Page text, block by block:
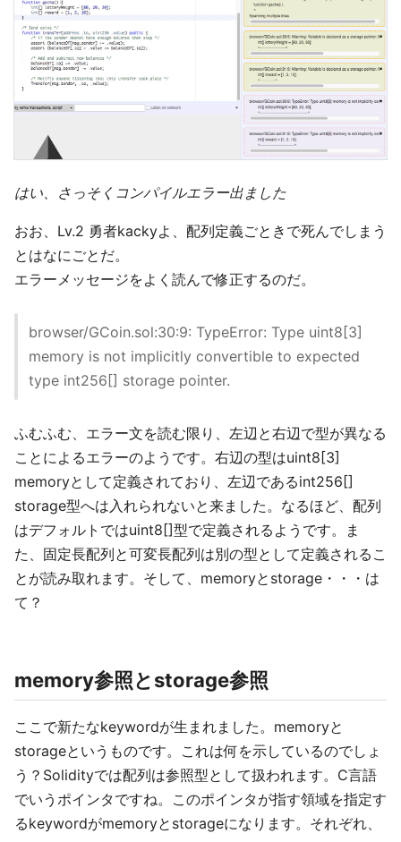
はい、さっそくコンパイルエラー出ました
おお、Lv.2 勇者kackyよ、配列定義ごときで死んでしまう
とはなにごとだ。
エラーメッセージをよく読んで修正するのだ。
browser/GCoin.sol:30:9: TypeError: Type uint8[3]
memory is not implicitly convertible to expected
type int256[] storage pointer.
ふむふむ、エラー文を読む限り、左辺と右辺で型が異なる
ことによるエラーのようです。右辺の型はuint8[3]
memoryとして定義されており、左辺であるint256[]
storage型へは入れられないと来ました。なるほど、配列
はデフォルトではuint8[]型で定義されるようです。ま
た、固定長配列と可変長配列は別の型として定義されるこ
とが読み取れます。そして、memoryとstorage・・・は
て？
memory参照とstorage参照
ここで新たなkeywordが生まれました。memoryと
storageというものです。これは何を示しているのでしょ
う？Solidityでは配列は参照型として扱われます。C言語
でいうポインタですね。このポインタが指す領域を指定す
るkeywordがmemoryとstorageになります。それぞれ、